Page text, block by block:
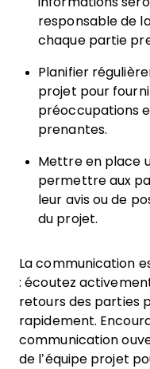
responsable de
chaque partie
Planifier
projet pour
préoccupations
prenantes.
Mettre en place
permettre aux
leur avis ou de
du projet.
La communication
: écoutez
retours des parties
rapidement.
communication
de l’équipe projet